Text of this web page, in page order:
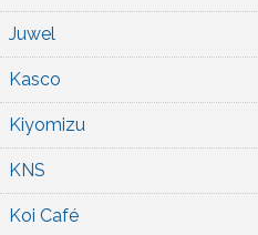
Juwel
Kasco
Kiyomizu
KNS
Koi Café